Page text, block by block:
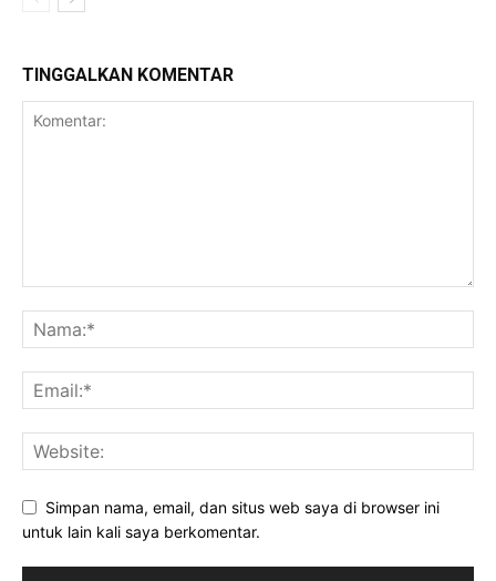
TINGGALKAN KOMENTAR
Simpan nama, email, dan situs web saya di browser ini
untuk lain kali saya berkomentar.